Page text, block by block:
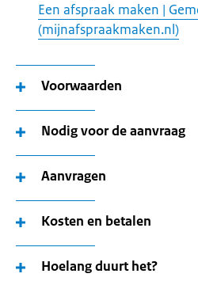
Een afspraak maken |
(mijnafspraakmaken.nl)
Voorwaarden
Nodig voor de aanvraag
Aanvragen
Kosten en betalen
Hoelang duurt het?